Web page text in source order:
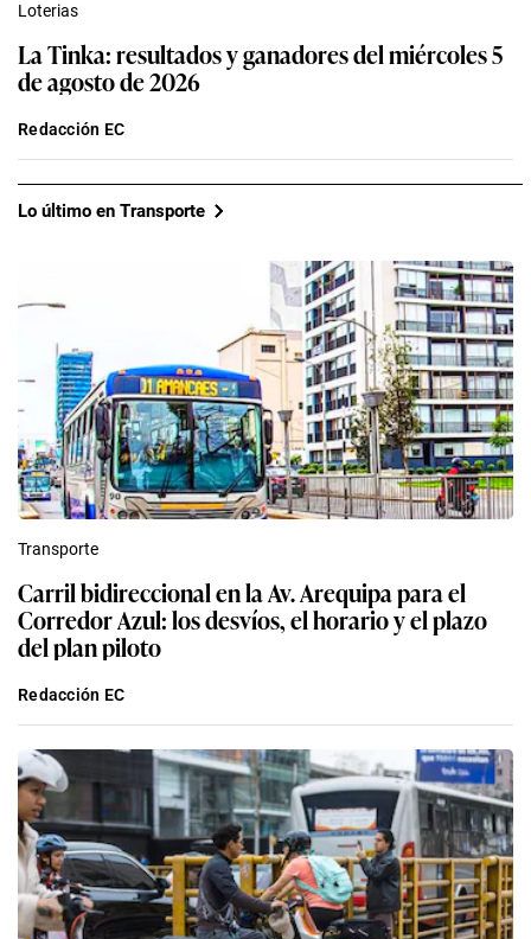
Loterias
La Tinka: resultados y ganadores del miércoles 5
de agosto de 2026
Redacción EC
Lo último en Transporte
Transporte
Carril bidireccional en la Av. Arequipa para el
Corredor Azul: los desvíos, el horario y el plazo
del plan piloto
Redacción EC